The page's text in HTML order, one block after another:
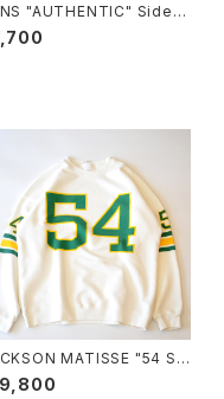
"AUTHENTIC" Sidew
CLASSIC BLUE VN
MATISSE "54 S